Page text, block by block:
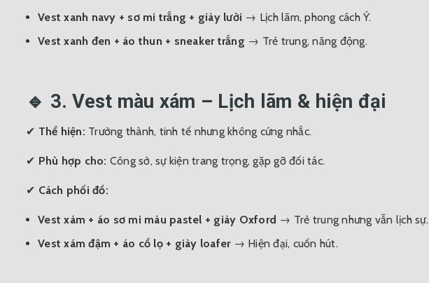
Vest xanh navy + sơ mi trắng + giày lười → Lịch lãm, phong cách Ý.
Vest xanh đen + áo thun + sneaker trắng → Trẻ trung, năng động.
🔹 3. Vest màu xám – Lịch lãm & hiện đại
✔ Thể hiện: Trưởng thành, tinh tế nhưng không cứng nhắc.
✔ Phù hợp cho: Công sở, sự kiện trang trọng, gặp gỡ đối tác.
✔ Cách phối đồ:
Vest xám + áo sơ mi màu pastel + giày Oxford → Trẻ trung nhưng vẫn lịch sự.
Vest xám đậm + áo cổ lọ + giày loafer→ Hiện đại, cuốn hút.